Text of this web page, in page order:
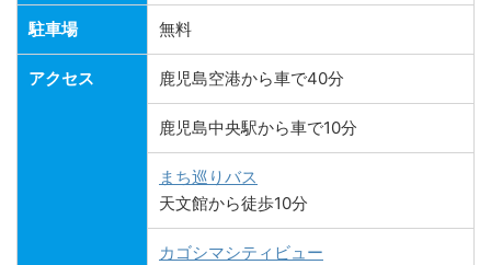
駐車場 無料
アクセス 鹿児島空港から車で40分
鹿児島中央駅から車で10分
まち巡りバス
天文館から徒歩10分
カゴシマシティビュー